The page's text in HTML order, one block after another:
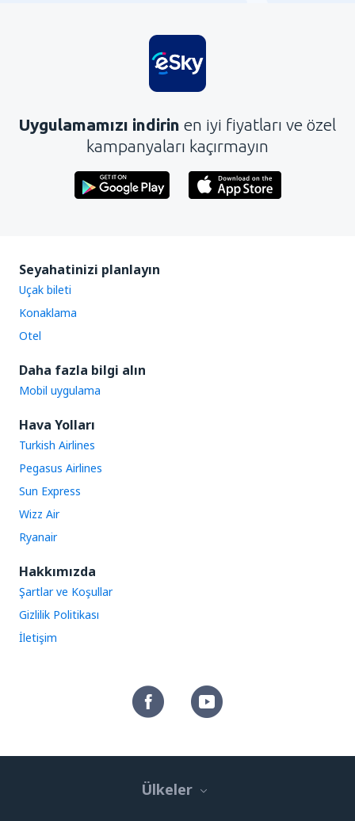
Uygulamamızı indirin en iyi fiyatları ve özel
kampanyaları kaçırmayın
Seyahatinizi planlayın
Uçak bileti
Konaklama
Otel
Daha fazla bilgi alın
Mobil uygulama
Hava Yolları
Turkish Airlines
Pegasus Airlines
Sun Express
Wizz Air
Ryanair
Hakkımızda
Şartlar ve Koşullar
Gizlilik Politikası
İletişim
Ülkeler